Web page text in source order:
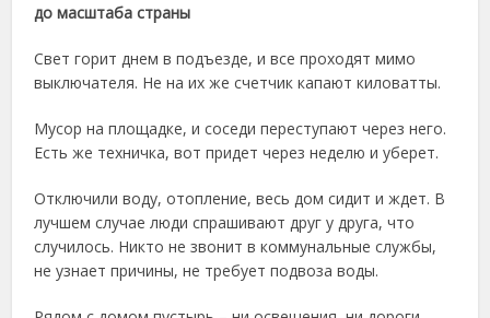
до масштаба страны
Свет горит днем в подъезде, и все проходят мимо
выключателя. Не на их же счетчик капают киловатты.
Мусор на площадке, и соседи переступают через него.
Есть же техничка, вот придет через неделю и уберет.
Отключили воду, отопление, весь дом сидит и ждет. В
лучшем случае люди спрашивают друг у друга, что
случилось. Никто не звонит в коммунальные службы,
не узнает причины, не требует подвоза воды.